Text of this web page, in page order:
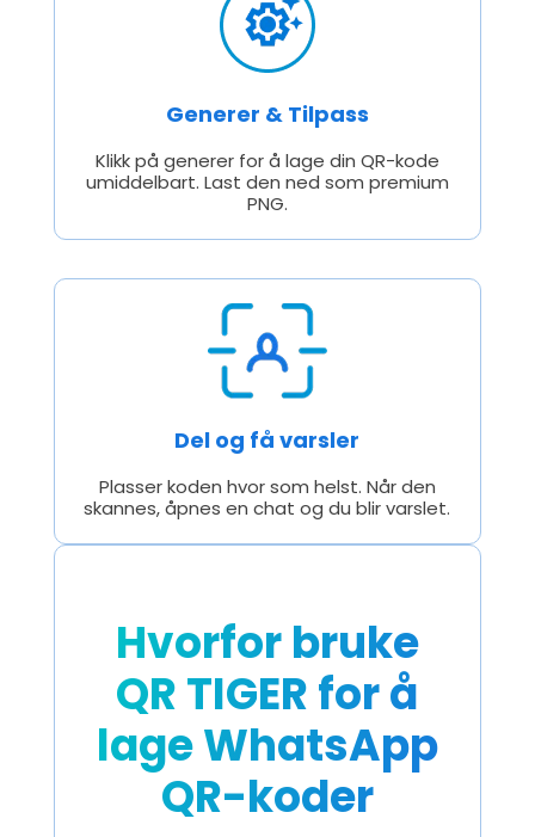
Generer & Tilpass
Klikk på generer for å lage din QR-kode
umiddelbart. Last den ned som premium
PNG.
Del og få varsler
Plasser koden hvor som helst. Når den
skannes, åpnes en chat og du blir varslet.
Hvorfor bruke
QR TIGER for å
lage WhatsApp
QR-koder